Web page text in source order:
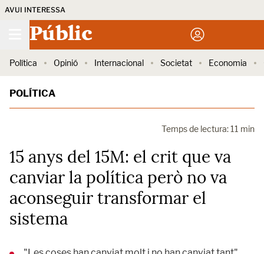
AVUI INTERESSA
Públic
Política Opinió Internacional Societat Economia
POLÍTICA
Temps de lectura: 11 min
15 anys del 15M: el crit que va
canviar la política però no va
aconseguir transformar el
sistema